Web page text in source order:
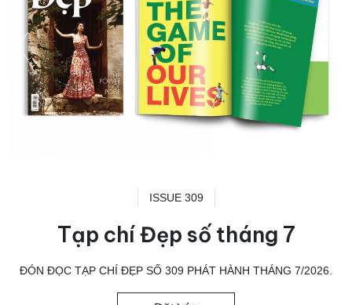
ISSUE 309
Tạp chí Đẹp số tháng 7
ĐÓN ĐỌC TẠP CHÍ ĐẸP SỐ 309 PHÁT HÀNH THÁNG 7/2026.